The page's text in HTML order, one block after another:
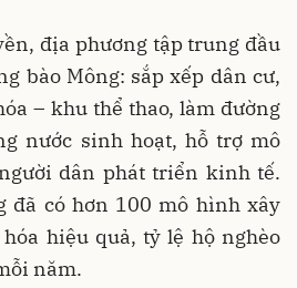
địa phương tập trung đầu
bào Mông: sắp xếp dân cư,
– khu thể thao, làm đường
nước sinh hoạt, hỗ trợ mô
dân phát triển kinh tế.
đã có hơn 100 mô hình xây
hiệu quả, tỷ lệ hộ nghèo
năm.